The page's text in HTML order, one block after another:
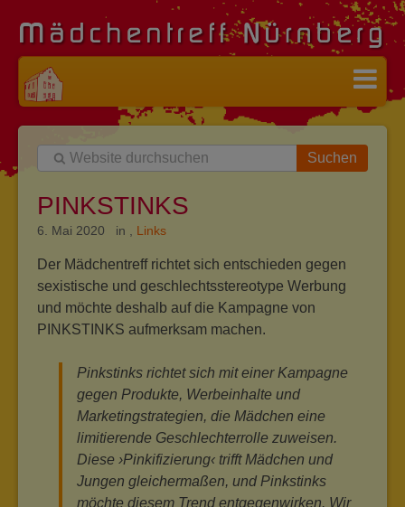
Suchen
PINKSTINKS
6. Mai 2020 in , Links
Der Mädchentreff richtet sich entschieden gegen
sexistische und geschlechtsstereotype Werbung
und möchte deshalb auf die Kampagne von
PINKSTINKS aufmerksam machen.
Pinkstinks richtet sich mit einer Kampagne
gegen Produkte, Werbeinhalte und
Marketingstrategien, die Mädchen eine
limitierende Geschlechterrolle zuweisen.
Diese ›Pinkifizierung‹ trifft Mädchen und
Jungen gleichermaßen, und Pinkstinks
möchte diesem Trend entgegenwirken. Wir